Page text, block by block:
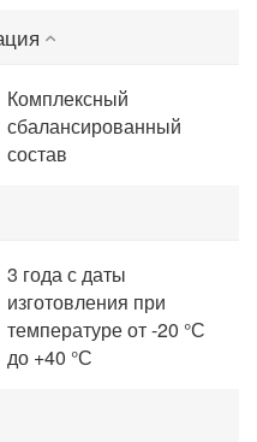
Комплексный
сбалансированный
состав
3 года с даты
изготовления при
температуре от -20 °С
до +40 °С